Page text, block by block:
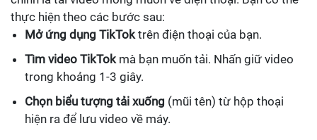
thực hiện theo các bước sau:
Mở ứng dụng TikTok trên điện thoại của bạn.
Tìm video TikTok mà bạn muốn tải. Nhấn giữ video
trong khoảng 1-3 giây.
Chọn biểu tượng tải xuống (mũi tên) từ hộp thoại
hiện ra để lưu video về máy.